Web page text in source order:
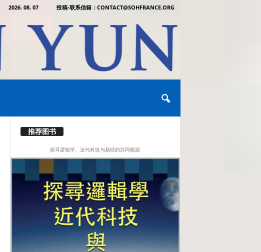
2026. 08. 07 投稿-联系信箱：CONTACT@SOHFRANCE.ORG
推荐图书
探寻逻辑学、近代科技与易经的共同根源